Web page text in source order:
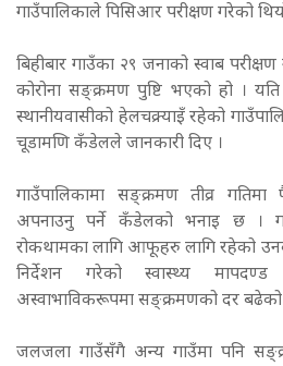
गाउँपालिकाले पिसिआर परीक्षण गरेको
बिहीबार गाउँका २९ जनाको स्वाब
कोरोना सङ्क्रमण पुष्टि भएको हो ।
स्थानीयवासीको हेलचक्र्याइँ रहेको
चूडामणि कँडेलले जानकारी दिए ।
गाउँपालिकामा सङ्क्रमण तीव्र
अपनाउनु पर्ने कँडेलको भनाइ छ ।
रोकथामका लागि आफूहरु लागि रहेको
निर्देशन गरेको स्वास्थ्य मापदण्ड
अस्वाभाविकरूपमा सङ्क्रमणको दर
जलजला गाउँसँगै अन्य गाउँमा पनि